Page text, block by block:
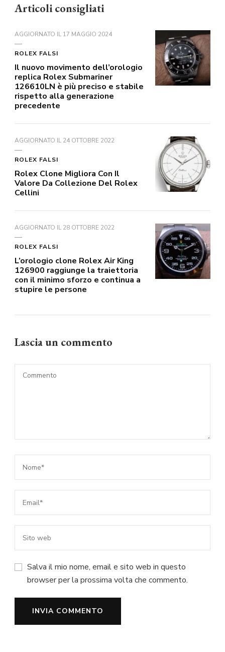
Articoli consigliati
AGGIORNATO IL17 MAGGIO 2024
ROLEX FALSI
Il nuovo movimento dell’orologio
replica Rolex Submariner
126610LN è più preciso e stabile
rispetto alla generazione
precedente
AGGIORNATO IL24 OTTOBRE 2022
ROLEX FALSI
Rolex Clone Migliora Con Il
Valore Da Collezione Del Rolex
Cellini
AGGIORNATO IL28 OTTOBRE 2022
ROLEX FALSI
L’orologio clone Rolex Air King
126900 raggiunge la traiettoria
con il minimo sforzo e continua a
stupire le persone
Lascia un commento
Salva il mio nome, email e sito web in questo
browser per la prossima volta che commento.